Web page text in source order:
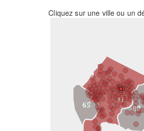
Cliquez sur une ville ou un
31
09
65